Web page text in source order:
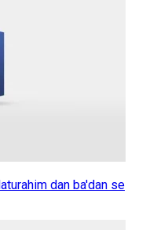
dan ba'dan se